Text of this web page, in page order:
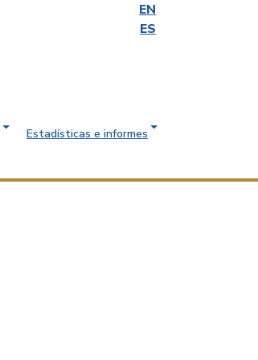
EN
ES
Estadísticas e informes